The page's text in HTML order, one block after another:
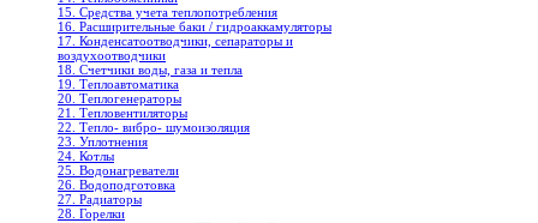
15. Средства учета теплопотребления
16. Расширительные баки / гидроаккамуляторы
17. Конденсатоотводчики, сепараторы и
воздухоотводчики
18. Счетчики воды, газа и тепла
19. Теплоавтоматика
20. Теплогенераторы
21. Тепловентиляторы
22. Тепло- вибро- шумоизоляция
23. Уплотнения
24. Котлы
25. Водонагреватели
26. Водоподготовка
27. Радиаторы
28. Горелки